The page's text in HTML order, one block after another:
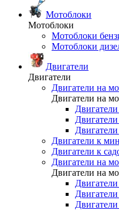
Мотоблоки
Мотоблоки
Мотоблоки
Мотоблоки
Двигатели
Двигатели
Двигатели на
Двигатели на
Двигатели к
Двигатели к
Двигатели на
Двигатели на